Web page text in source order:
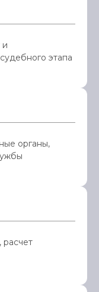
и
этапа
органы,